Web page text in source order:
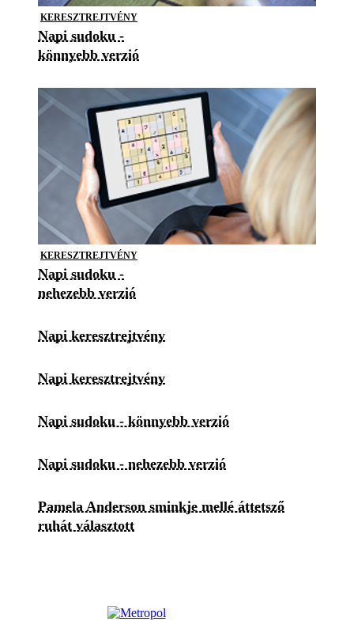
KERESZTREJTVÉNY
Napi sudoku -
könnyebb verzió
KERESZTREJTVÉNY
Napi sudoku -
nehezebb verzió
Napi keresztrejtvény
Napi keresztrejtvény
Napi sudoku - könnyebb verzió
Napi sudoku - nehezebb verzió
Pamela Anderson sminkje mellé áttetsző
ruhát választott